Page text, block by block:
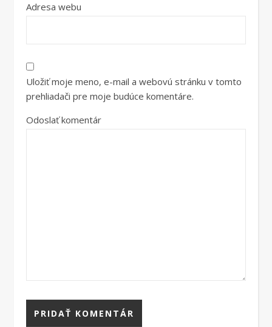
Adresa webu
Uložiť moje meno, e-mail a webovú stránku v tomto
prehliadači pre moje budúce komentáre.
Odoslať komentár